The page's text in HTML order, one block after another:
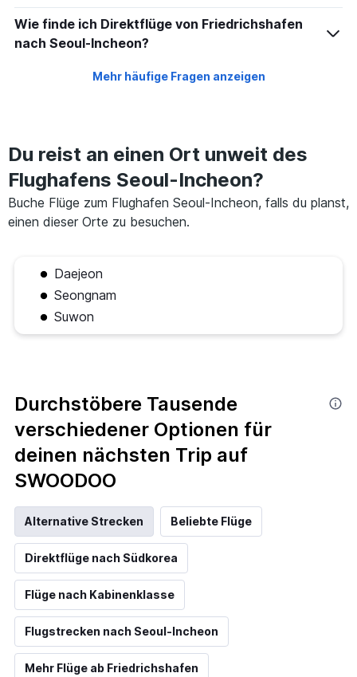
Wie finde ich Direktflüge von Friedrichshafen
nach Seoul-Incheon?
Mehr häufige Fragen anzeigen
Du reist an einen Ort unweit des
Flughafens Seoul-Incheon?
Buche Flüge zum Flughafen Seoul-Incheon, falls du planst,
einen dieser Orte zu besuchen.
Daejeon
Seongnam
Suwon
Durchstöbere Tausende
verschiedener Optionen für
deinen nächsten Trip auf
SWOODOO
Alternative Strecken Beliebte Flüge
Direktflüge nach Südkorea
Flüge nach Kabinenklasse
Flugstrecken nach Seoul-Incheon
Mehr Flüge ab Friedrichshafen